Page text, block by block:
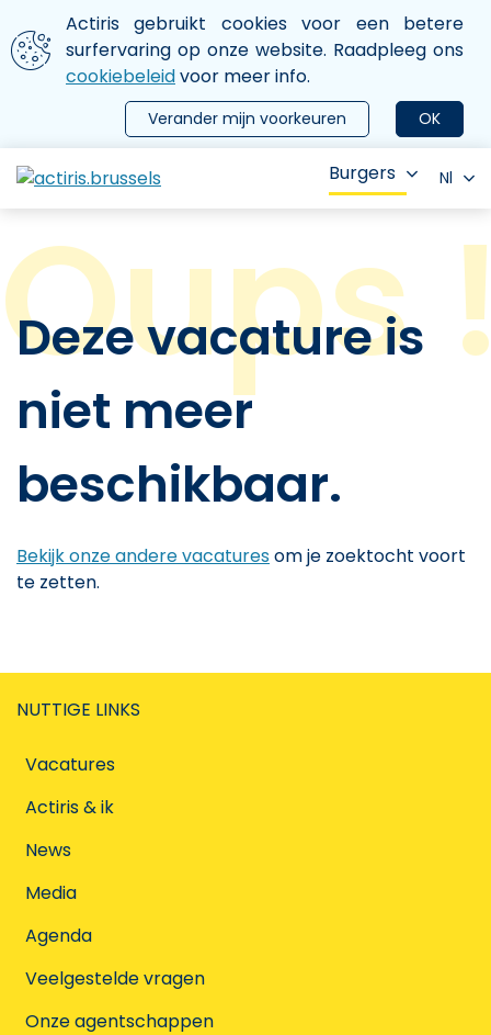
Aller au contenu principal
We gebruiken cookies
Actiris gebruikt cookies voor een betere
surfervaring op onze website. Raadpleeg ons
cookiebeleidvoor meer info.
OK
Verander mijn voorkeuren
le menu
Burgers Nl
Deze vacature is
niet meer
beschikbaar.
Bekijk onze andere vacaturesom je zoektocht voort
te zetten.
NUTTIGE LINKS
Vacatures
Actiris & ik
News
Media
Agenda
Veelgestelde vragen
Onze agentschappen